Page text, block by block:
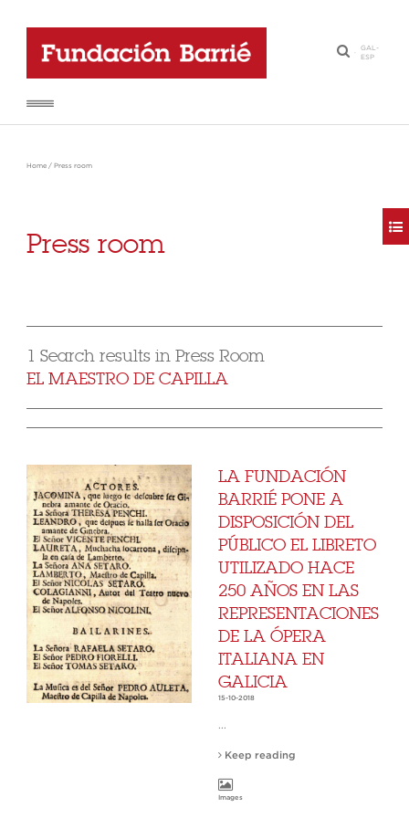
·
GAL-
ESP
Home / Press room
Press room
1 Search results in Press Room
EL MAESTRO DE CAPILLA
LA FUNDACIÓN
BARRIÉ PONE A
DISPOSICIÓN DEL
PÚBLICO EL LIBRETO
UTILIZADO HACE
250 AÑOS EN LAS
REPRESENTACIONES
DE LA ÓPERA
ITALIANA EN
GALICIA
15-10-2018
Keep reading
Images